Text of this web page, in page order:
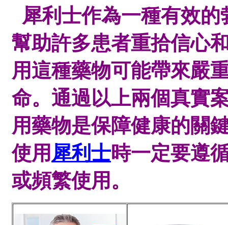
犀利士作為一種有效
幫助許多患者重拾信心
用這種藥物可能帶來嚴
命。通過以上兩個真實
用藥物是保障健康的關
使用 犀利士時一定要遵
或頻繁使用。